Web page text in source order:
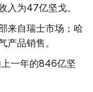
入为47亿坚戈。
来自瑞士市场；哈
产品销售。
一年的846亿坚